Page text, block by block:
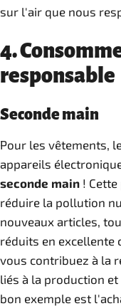
sur l'air que nous
4.
responsable
Seconde main
Pour les vêtements,
appareils
seconde main !
réduire la pollution
nouveaux articles,
réduits en excellente
vous contribuez à la
liés à la production
bon exemple est